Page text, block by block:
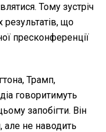
Тому зустріч
результатів, що
пресконференції
Трамп,
говоритимуть
запобігти. Він
але не наводить